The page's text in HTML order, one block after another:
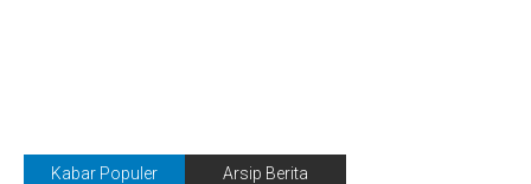
Kabar Populer Arsip Berita